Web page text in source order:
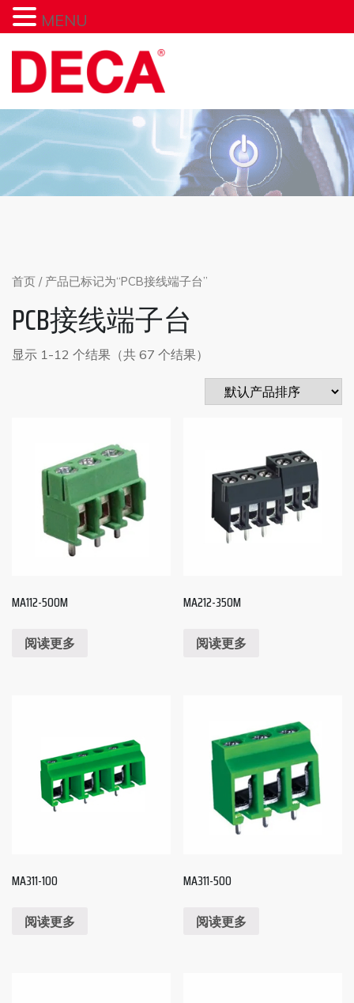
content
首页 / 产品已标记为“PCB接线端子台”
PCB接线端子台
显示 1-12 个结果（共 67 个结果）
MA112-500M
阅读更多
MA212-350M
阅读更多
MA311-100
阅读更多
MA311-500
阅读更多
MENU